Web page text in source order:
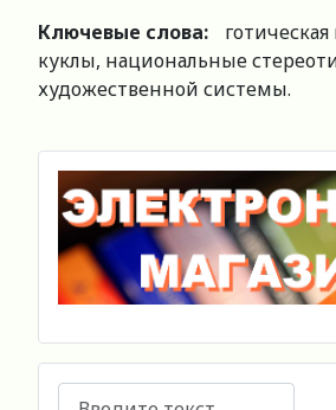
Ключевые слова:
готическая
куклы, национальные
художественной системы.
Поиск